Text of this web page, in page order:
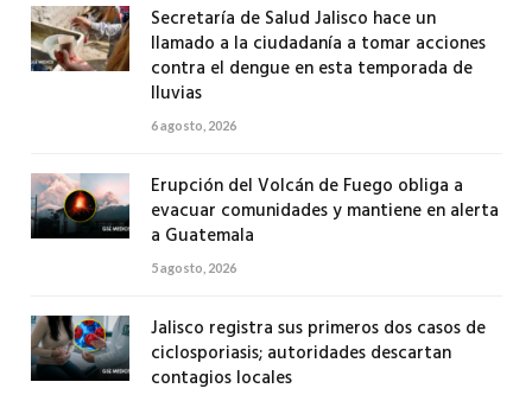
Secretaría de Salud Jalisco hace un
llamado a la ciudadanía a tomar acciones
contra el dengue en esta temporada de
lluvias
6 agosto, 2026
Erupción del Volcán de Fuego obliga a
evacuar comunidades y mantiene en alerta
a Guatemala
5 agosto, 2026
Jalisco registra sus primeros dos casos de
ciclosporiasis; autoridades descartan
contagios locales